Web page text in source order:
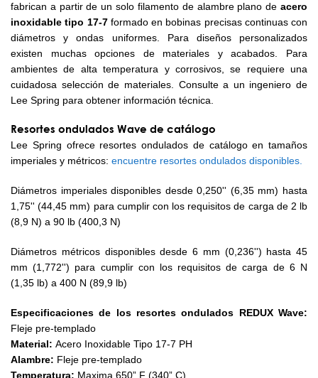
fabrican a partir de un solo filamento de alambre plano de acero
inoxidable tipo 17-7formado en bobinas precisas continuas con
diámetros y ondas uniformes. Para diseños personalizados
existen muchas opciones de materiales y acabados. Para
ambientes de alta temperatura y corrosivos, se requiere una
cuidadosa selección de materiales. Consulte a un ingeniero de
Lee Spring para obtener información técnica.
Resortes ondulados Wave de catálogo
Lee Spring ofrece resortes ondulados de catálogo en tamaños
imperiales y métricos: encuentre resortes ondulados disponibles.
Diámetros imperiales disponibles desde 0,250'' (6,35 mm) hasta
1,75'' (44,45 mm) para cumplir con los requisitos de carga de 2 lb
(8,9 N) a 90 lb (400,3 N)
Diámetros métricos disponibles desde 6 mm (0,236'') hasta 45
mm (1,772'') para cumplir con los requisitos de carga de 6 N
(1,35 lb) a 400 N (89,9 lb)
Especificaciones de los resortes ondulados REDUX Wave:
Fleje pre-templado
Material: Acero Inoxidable Tipo 17-7 PH
Alambre: Fleje pre-templado
Temperatura: Maxima 650” F (340” C)